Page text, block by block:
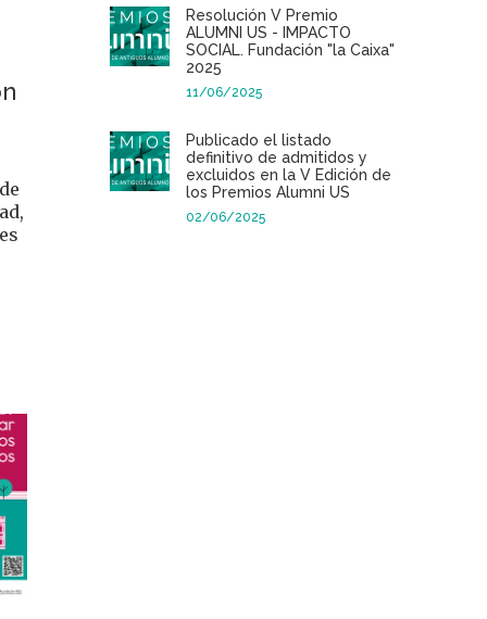
Resolución V Premio
ALUMNI US - IMPACTO
SOCIAL. Fundación "la Caixa"
2025
11/06/2025
Publicado el listado
definitivo de admitidos y
excluidos en la V Edición de
los Premios Alumni US
02/06/2025